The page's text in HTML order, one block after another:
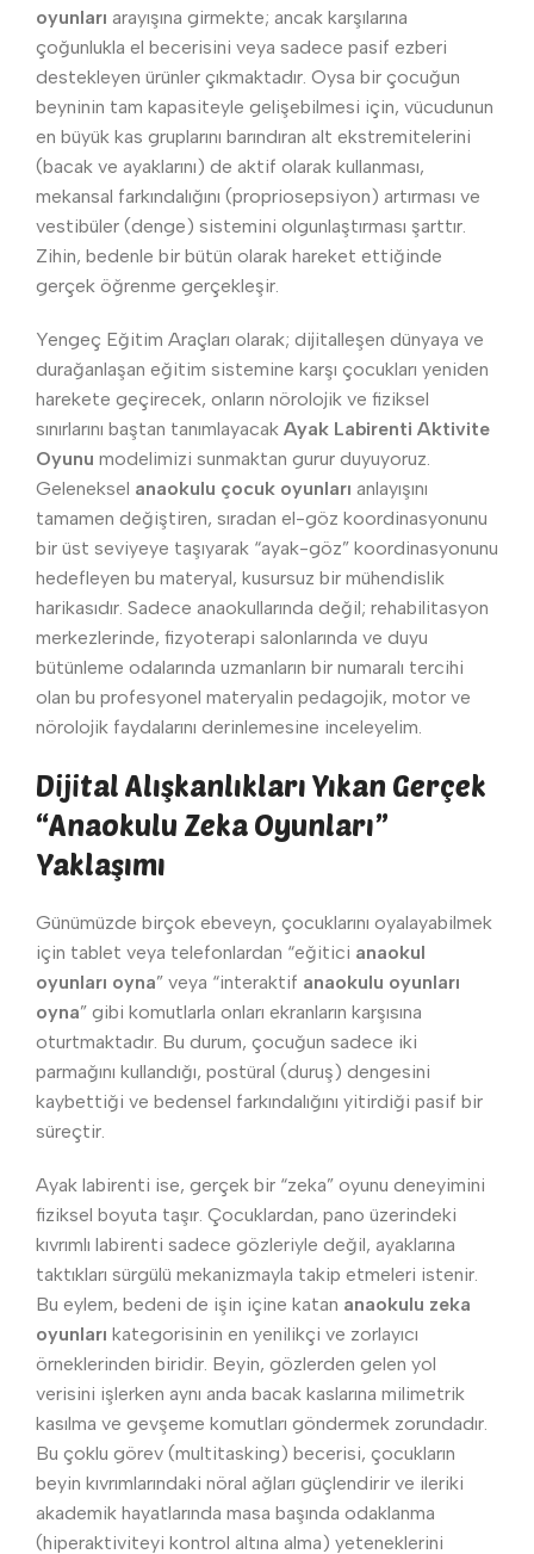
oyunları arayışına girmekte; ancak karşılarına
çoğunlukla el becerisini veya sadece pasif ezberi
destekleyen ürünler çıkmaktadır. Oysa bir çocuğun
beyninin tam kapasiteyle gelişebilmesi için, vücudunun
en büyük kas gruplarını barındıran alt ekstremitelerini
(bacak ve ayaklarını) de aktif olarak kullanması,
mekansal farkındalığını (propriosepsiyon) artırması ve
vestibüler (denge) sistemini olgunlaştırması şarttır.
Zihin, bedenle bir bütün olarak hareket ettiğinde
gerçek öğrenme gerçekleşir.
Yengeç Eğitim Araçları olarak; dijitalleşen dünyaya ve
durağanlaşan eğitim sistemine karşı çocukları yeniden
harekete geçirecek, onların nörolojik ve fiziksel
sınırlarını baştan tanımlayacak Ayak Labirenti Aktivite
Oyunu modelimizi sunmaktan gurur duyuyoruz.
Geleneksel anaokulu çocuk oyunları anlayışını
tamamen değiştiren, sıradan el-göz koordinasyonunu
bir üst seviyeye taşıyarak “ayak-göz” koordinasyonunu
hedefleyen bu materyal, kusursuz bir mühendislik
harikasıdır. Sadece anaokullarında değil; rehabilitasyon
merkezlerinde, fizyoterapi salonlarında ve duyu
bütünleme odalarında uzmanların bir numaralı tercihi
olan bu profesyonel materyalin pedagojik, motor ve
nörolojik faydalarını derinlemesine inceleyelim.
Dijital Alışkanlıkları Yıkan Gerçek
“Anaokulu Zeka Oyunları”
Yaklaşımı
Günümüzde birçok ebeveyn, çocuklarını oyalayabilmek
için tablet veya telefonlardan “eğitici anaokul
oyunları oyna” veya “interaktif anaokulu oyunları
oyna” gibi komutlarla onları ekranların karşısına
oturtmaktadır. Bu durum, çocuğun sadece iki
parmağını kullandığı, postüral (duruş) dengesini
kaybettiği ve bedensel farkındalığını yitirdiği pasif bir
süreçtir.
Ayak labirenti ise, gerçek bir “zeka” oyunu deneyimini
fiziksel boyuta taşır. Çocuklardan, pano üzerindeki
kıvrımlı labirenti sadece gözleriyle değil, ayaklarına
taktıkları sürgülü mekanizmayla takip etmeleri istenir.
Bu eylem, bedeni de işin içine katan anaokulu zeka
oyunları kategorisinin en yenilikçi ve zorlayıcı
örneklerinden biridir. Beyin, gözlerden gelen yol
verisini işlerken aynı anda bacak kaslarına milimetrik
kasılma ve gevşeme komutları göndermek zorundadır.
Bu çoklu görev (multitasking) becerisi, çocukların
beyin kıvrımlarındaki nöral ağları güçlendirir ve ileriki
akademik hayatlarında masa başında odaklanma
(hiperaktiviteyi kontrol altına alma) yeteneklerini